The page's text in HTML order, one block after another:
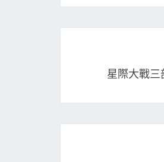
navigation
星際大戰